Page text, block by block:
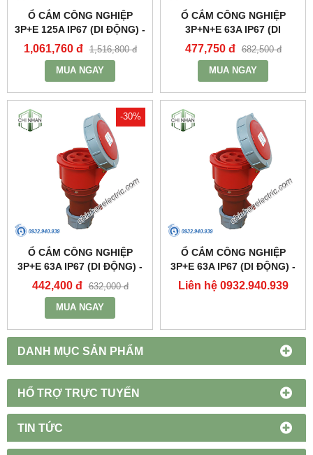
DANH MỤC SẢN PHẨM
HỔ TRỢ TRỰC TUYẾN
TIN TỨC
Ổ CẮM CÔNG NGHIỆP
3P+E 125A IP67 (DI ĐỘNG) -
MPN2442 - MPE
1,061,760 đ 1,516,800 đ
MUA NGAY
Ổ CẮM CÔNG NGHIỆP
3P+N+E 63A IP67 (DI
ĐỘNG) - MPN2352 - MPE
477,750 đ 682,500 đ
MUA NGAY
-30%
Ổ CẮM CÔNG NGHIỆP
3P+E 63A IP67 (DI ĐỘNG) -
MPN2342 - MPE
442,400 đ 632,000 đ
MUA NGAY
Ổ CẮM CÔNG NGHIỆP
3P+E 63A IP67 (DI ĐỘNG) -
MPN2342 - MPE
Liên hệ 0932.940.939